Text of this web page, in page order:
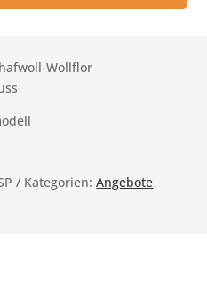
Wollflor
Kategorien:Angebote